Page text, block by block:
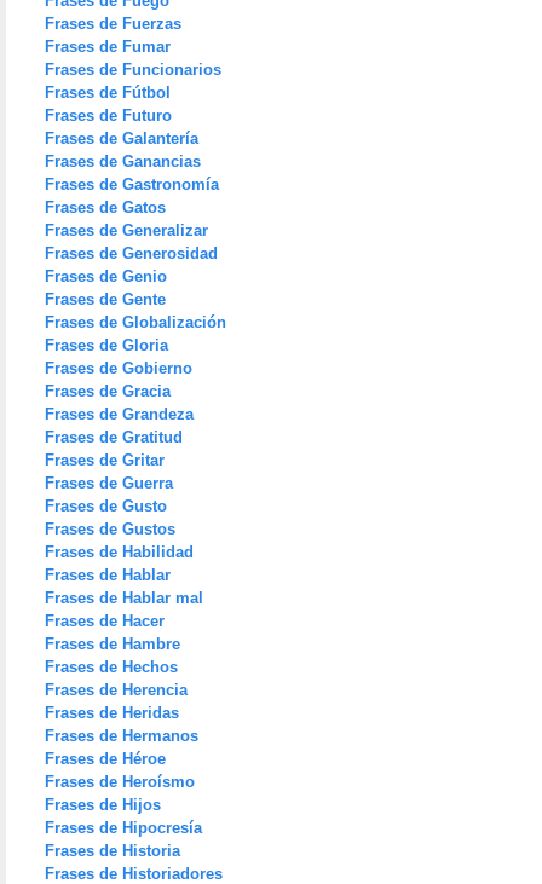
Frases de Fuerzas
Frases de Fumar
Frases de Funcionarios
Frases de Fútbol
Frases de Futuro
Frases de Galantería
Frases de Ganancias
Frases de Gastronomía
Frases de Gatos
Frases de Generalizar
Frases de Generosidad
Frases de Genio
Frases de Gente
Frases de Globalización
Frases de Gloria
Frases de Gobierno
Frases de Gracia
Frases de Grandeza
Frases de Gratitud
Frases de Gritar
Frases de Guerra
Frases de Gusto
Frases de Gustos
Frases de Habilidad
Frases de Hablar
Frases de Hablar mal
Frases de Hacer
Frases de Hambre
Frases de Hechos
Frases de Herencia
Frases de Heridas
Frases de Hermanos
Frases de Héroe
Frases de Heroísmo
Frases de Hijos
Frases de Hipocresía
Frases de Historia
Frases de Historiadores